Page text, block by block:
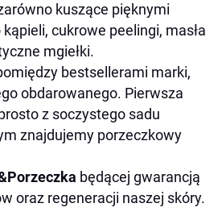
kuszące pięknymi
cukrowe peelingi, masła
mgiełki.
bestsellerami marki,
obdarowanego. Pierwsza
z soczystego sadu
znajdujemy porzeczkowy
będącej gwarancją
oraz regeneracji naszej skóry.